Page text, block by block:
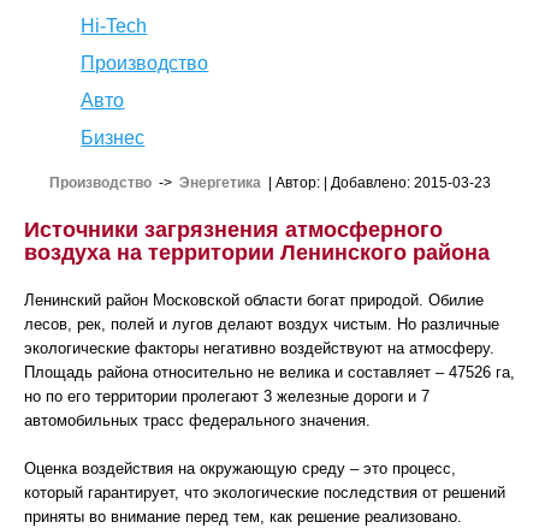
Hi-Tech
Производство
Авто
Бизнес
Производство-> Энергетика| Автор: | Добавлено: 2015-03-23
Источники загрязнения атмосферного
воздуха на территории Ленинского района
Ленинский район Московской области богат природой. Обилие
лесов, рек, полей и лугов делают воздух чистым. Но различные
экологические факторы негативно воздействуют на атмосферу.
Площадь района относительно не велика и составляет – 47526 га,
но по его территории пролегают 3 железные дороги и 7
автомобильных трасс федерального значения.
Оценка воздействия на окружающую среду – это процесс,
который гарантирует, что экологические последствия от решений
приняты во внимание перед тем, как решение реализовано.